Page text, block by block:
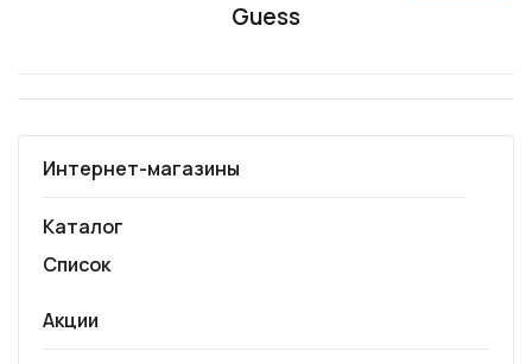
Guess
Интернет-магазины
Каталог
Список
Акции